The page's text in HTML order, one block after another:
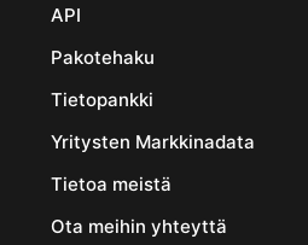
API
Pakotehaku
Tietopankki
Yritysten Markkinadata
Tietoa meistä
Ota meihin yhteyttä